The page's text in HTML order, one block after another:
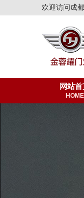
欢迎访问成
网站
HOME